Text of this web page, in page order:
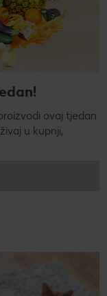
ovaj tjedan
u kupnji,